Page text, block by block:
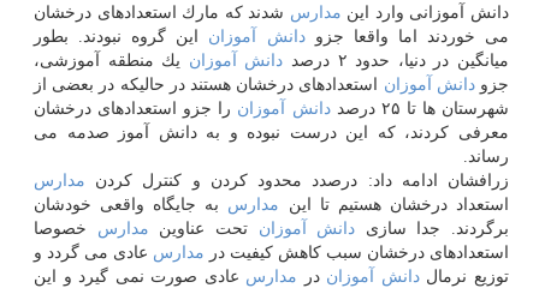
دانش آموزانی وارد این مدارس شدند كه مارك استعدادهای درخشان
می خوردند اما واقعا جزودانش آموزان این گروه نبودند. بطور
میانگین در دنیا، حدود ۲ درصد
دانش آموزان یك منطقه آموزشی،
جزودانش آموزان استعدادهای درخشان هستند در حالیكه در بعضی از
شهرستان ها تا ۲۵ درصد
دانش آموزان را جزو استعدادهای درخشان
معرفی كردند، كه این درست نبوده و به دانش آموز صدمه می
رساند.
زرافشان ادامه داد: درصدد محدود كردن و كنترل كردن مدارس
استعداد درخشان هستیم تا این مدارس به جایگاه واقعی خودشان
برگردند. جدا سازی دانش آموزان تحت عناوین مدارس خصوصا
استعدادهای درخشان سبب كاهش كیفیت در مدارس عادی می گردد و
توزیع نرمالدانش آموزان در مدارس عادی صورت نمی گیرد و این